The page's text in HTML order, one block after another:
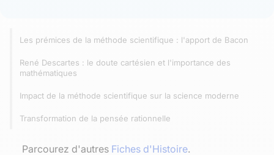
Les prémices de la méthode scientifique : l'apport de Bacon
René Descartes : le doute cartésien et l'importance des
mathématiques
Impact de la méthode scientifique sur la science moderne
Transformation de la pensée rationnelle
Parcourez d'autres Fiches d'Histoire.